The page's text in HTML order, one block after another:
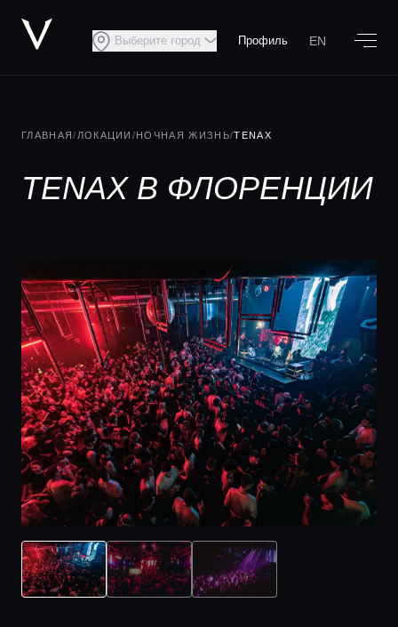
Выберите город Профиль EN
ГЛАВНАЯ/ ЛОКАЦИИ /НОЧНАЯ ЖИЗНЬ/TENAX
TENAX В ФЛОРЕНЦИИ